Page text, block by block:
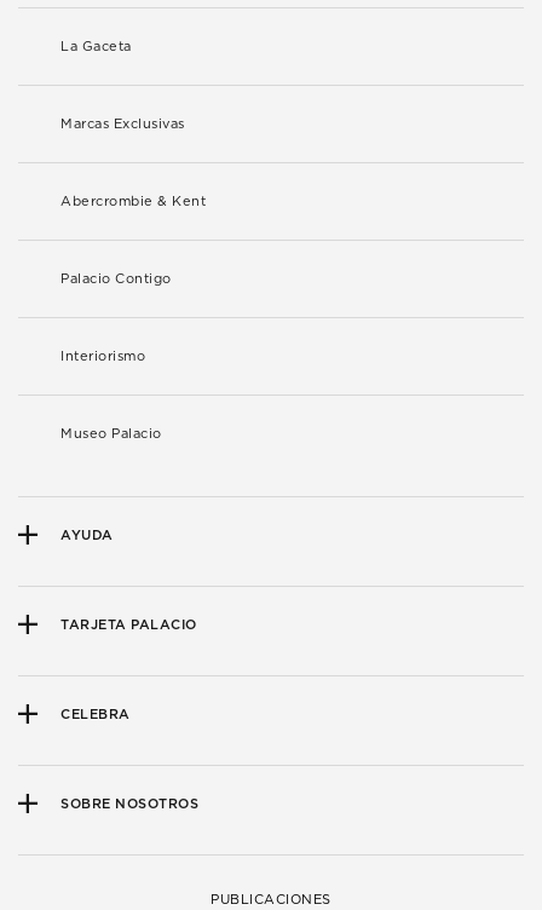
La Gaceta
Marcas Exclusivas
Abercrombie & Kent
Palacio Contigo
Interiorismo
Museo Palacio
AYUDA
TARJETA PALACIO
CELEBRA
SOBRE NOSOTROS
PUBLICACIONES